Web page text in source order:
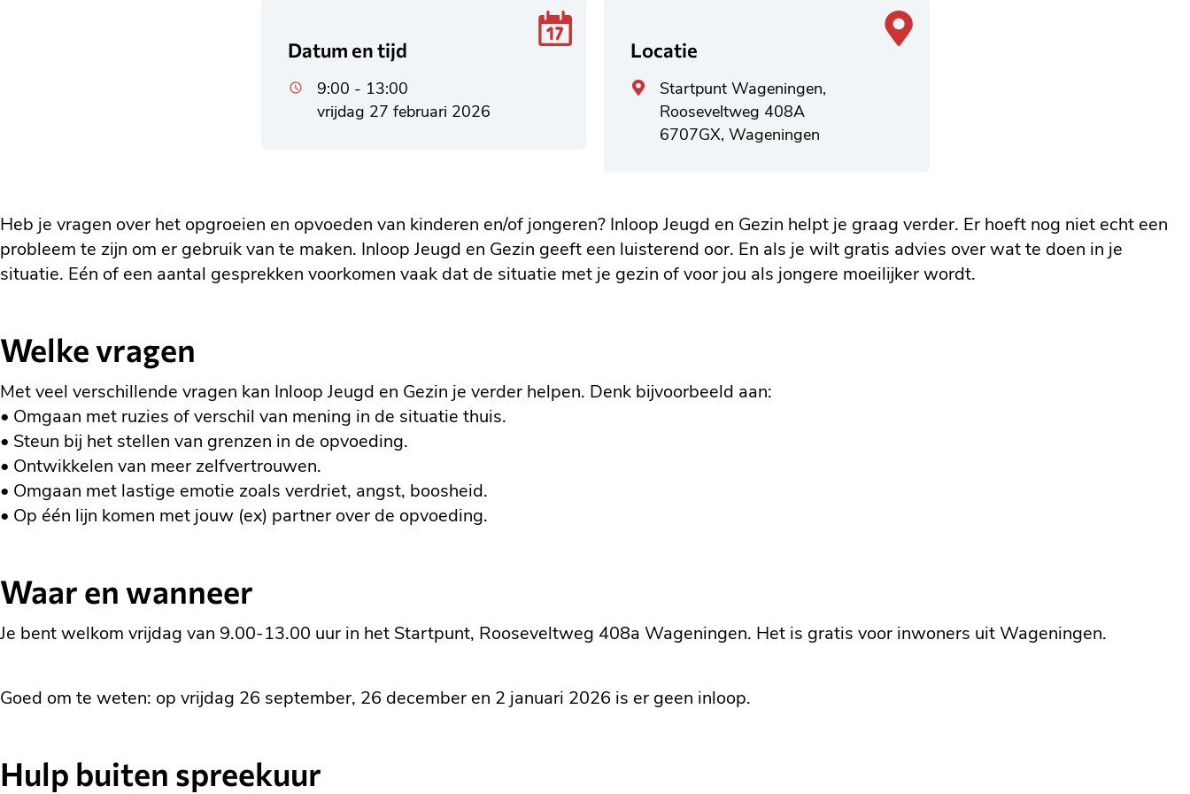
Datum en tijd
9:00 - 13:00
vrijdag 27 februari 2026
Locatie
Algemeen
adres
Startpunt Wageningen,
Rooseveltweg 408A
6707GX, Wageningen
Heb je vragen over het opgroeien en opvoeden van kinderen en/of jongeren? Inloop Jeugd en Gezin helpt je graag verder. Er hoeft nog niet echt een
probleem te zijn om er gebruik van te maken. Inloop Jeugd en Gezin geeft een luisterend oor. En als je wilt gratis advies over wat te doen in je
situatie. Eén of een aantal gesprekken voorkomen vaak dat de situatie met je gezin of voor jou als jongere moeilijker wordt.
Welke vragen
Met veel verschillende vragen kan Inloop Jeugd en Gezin je verder helpen. Denk bijvoorbeeld aan:
• Omgaan met ruzies of verschil van mening in de situatie thuis.
• Steun bij het stellen van grenzen in de opvoeding.
• Ontwikkelen van meer zelfvertrouwen.
• Omgaan met lastige emotie zoals verdriet, angst, boosheid.
• Op één lijn komen met jouw (ex) partner over de opvoeding.
Waar en wanneer
Je bent welkom vrijdag van 9.00-13.00 uur in het Startpunt, Rooseveltweg 408a Wageningen. Het is gratis voor inwoners uit Wageningen.
Goed om te weten: op vrijdag 26 september, 26 december en 2 januari 2026 is er geen inloop.
Hulp buiten spreekuur